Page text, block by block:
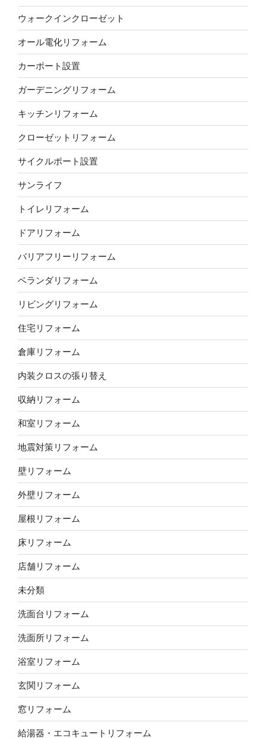
ウォークインクローゼット
オール電化リフォーム
カーポート設置
ガーデニングリフォーム
キッチンリフォーム
クローゼットリフォーム
サイクルポート設置
サンライフ
トイレリフォーム
ドアリフォーム
バリアフリーリフォーム
ベランダリフォーム
リビングリフォーム
住宅リフォーム
倉庫リフォーム
内装クロスの張り替え
収納リフォーム
和室リフォーム
地震対策リフォーム
壁リフォーム
外壁リフォーム
屋根リフォーム
床リフォーム
店舗リフォーム
未分類
洗面台リフォーム
洗面所リフォーム
浴室リフォーム
玄関リフォーム
窓リフォーム
給湯器・エコキュートリフォーム